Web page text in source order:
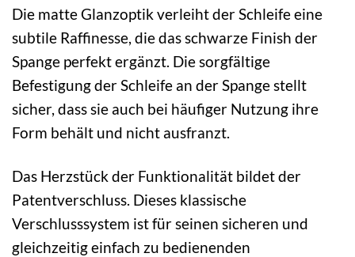
Die matte Glanzoptik verleiht der Schleife eine
subtile Raffinesse, die das schwarze Finish der
Spange perfekt ergänzt. Die sorgfältige
Befestigung der Schleife an der Spange stellt
sicher, dass sie auch bei häufiger Nutzung ihre
Form behält und nicht ausfranzt.
Das Herzstück der Funktionalität bildet der
Patentverschluss. Dieses klassische
Verschlusssystem ist für seinen sicheren und
gleichzeitig einfach zu bedienenden